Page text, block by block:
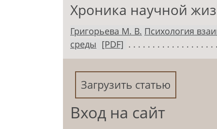
Хроника научной
Григорьева М. В. Психология
среды [PDF]
Загрузить статью
Вход на сайт